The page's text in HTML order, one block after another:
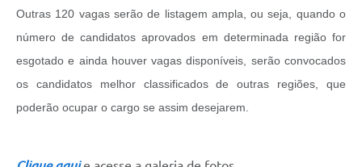
Outras 120 vagas serão de listagem ampla, ou seja, quando o
número de candidatos aprovados em determinada região for
esgotado e ainda houver vagas disponíveis, serão convocados
os candidatos melhor classificados de outras regiões, que
poderão ocupar o cargo se assim desejarem.